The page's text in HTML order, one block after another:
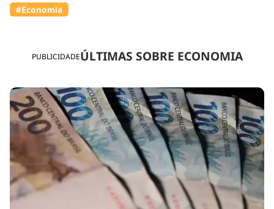
PUBLICIDADEÚLTIMAS SOBRE ECONOMIA
#Economia